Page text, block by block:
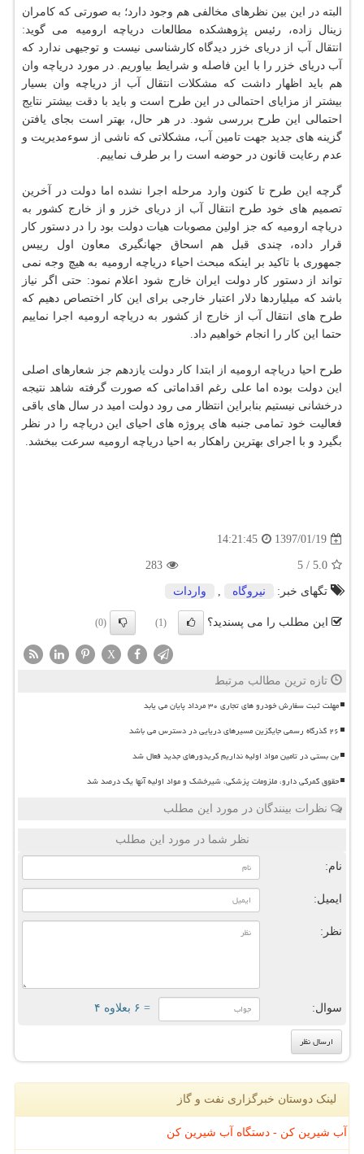
البته در این بین نظرهای مخالفی هم وجود دارد؛ به صورتی كه كامران
زینال زاده، رئیس پژوهشكده مطالعات دریاچه ارومیه می گوید:
انتقال آب از دریای خزر دیدگاه كارشناسی نیست و توجیهی ندارد كه
آب دریای خزر را با این فاصله و شرایط بیاوریم. در مورد دریاچه وان
هم باید اظهار داشت كه مشكلات انتقال آب از دریاچه وان بسیار
بیشتر از مزایای احتمالی در این طرح است و باید با دقت بیشتر نتایج
احتمالی این طرح بررسی شود. در هر حال، بهتر است بجای یافتن
گزینه های جدید جهت تامین آب، مشكلاتی كه ناشی از سوءمدیریت و
عدم رعایت قانون در حوضه است را بر طرف نماییم.
گرچه این طرح تا كنون وارد مرحله اجرا نشده اما دولت در آخرین
تصمیم های خود طرح انتقال آب از دریای خزر و از خارج كشور به
دریاچه ارومیه كه جز اولین مصوبات هیات دولت بود را در دستور كار
قرار داده، چندی قبل هم اسحاق جهانگیری معاون اول رییس
جمهوری با تاكید بر اینكه مبحث احیاء دریاچه ارومیه به هیچ وجه نمی
تواند از دستور كار دولت ایران خارج شود اعلام نمود: حتی اگر نیاز
باشد كه میلیاردها دلار اعتبار خارجی برای این كار اختصاص دهیم كه
طرح های انتقال آب از خارج از كشور به دریاچه ارومیه اجرا نماییم
حتما این كار را انجام خواهیم داد.
طرح احیا دریاچه ارومیه از ابتدا كار دولت یازدهم جز شعارهای اصلی
این دولت بوده اما علی رغم اقداماتی كه صورت گرفته شاهد نتیجه
درخشانی نیستیم بنابراین انتظار می رود دولت امید در سال های باقی
فعالیت خود تمامی جنبه های پروژه های احیای این دریاچه را در نظر
بگیرد و با اجرای بهترین راهكار به احیا دریاچه ارومیه سرعت ببخشد.
1397/01/19
14:21:45
5.0
/
5
283
تگهای خبر: نیروگاه , واردات
این مطلب را می پسندید؟ (1)
(0)
X
تازه ترین مطالب مرتبط
مهلت ثبت سفارش خودرو های تجاری ۳۰ مرداد پایان می یابد
۲۶ گذرگاه رسمی جایگزین مسیرهای دریایی در دسترس می باشد
بن بستی در تامین مواد اولیه نداریم کریدورهای جدید فعال شد
حقوق گمرکی دارو، ملزومات پزشکی، شیرخشک و مواد اولیه آنها یک درصد شد
نظرات بینندگان در مورد این مطلب
نظر شما در مورد این مطلب
نام:
ایمیل:
نظر:
سوال: = ۶ بعلاوه ۴
لینک دوستان خبرگزاری نفت و گاز
آب شیرین کن - دستگاه آب شیرین کن